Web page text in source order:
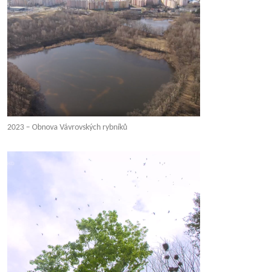
2023 – Obnova Vávrovských rybníků